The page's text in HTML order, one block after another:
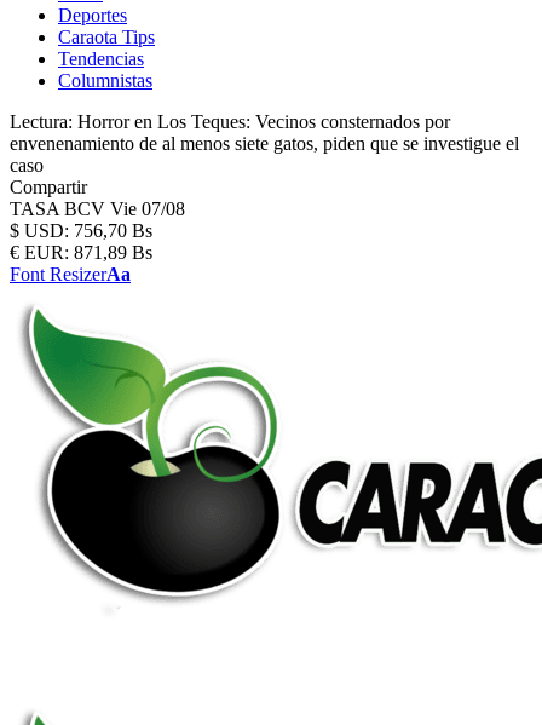
Deportes
Caraota Tips
Tendencias
Columnistas
Lectura: Horror en Los Teques: Vecinos consternados por
envenenamiento de al menos siete gatos, piden que se investigue el
caso
Compartir
TASA BCV Vie 07/08
$ USD: 756,70 Bs
€ EUR: 871,89 Bs
Font ResizerAa